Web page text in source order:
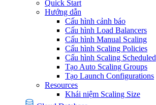
Quick Start
Hướng dẫn
Cấu hình cảnh báo
Cấu hình Load Balancers
Cấu hình Manual Scaling
Cấu hình Scaling Policies
Cấu hình Scaling Scheduled
Tạo Auto Scaling Groups
Tạo Launch Configurations
Resources
Khái niệm Scaling Size